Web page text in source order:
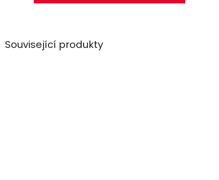
Související produkty